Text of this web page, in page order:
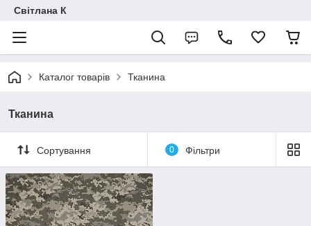
Світлана К
Каталог товарів Тканина
Тканина
Сортування 0 Фільтри